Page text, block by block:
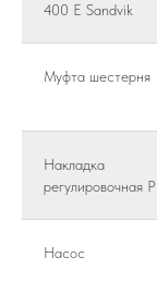
400 E Sandvik
Муфта шестерня
Накладка
регулировочная Р
Насос